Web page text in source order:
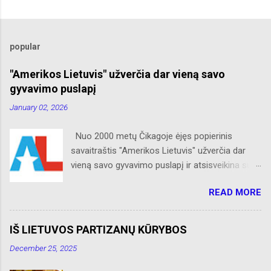
popular
"Amerikos Lietuvis" užverčia dar vieną savo
gyvavimo puslapį
January 02, 2026
Nuo 2000 metų Čikagoje ėjęs popierinis
savaitraštis "Amerikos Lietuvis" užverčia dar
vieną savo gyvavimo puslapį ir atsisveikina su
skelbtų AL naujienų apie Amerikos lietuvių
veiklą, Albino Hofmano apžvalgų, trumpų žinių
apie Čikagą bei jos priemiesčius. Dėkojame
savo seniems ir neseniai prie AL
prisijungusiems skaitytojams. Ačiū už palaikymą
READ MORE
IŠ LIETUVOS PARTIZANŲ KŪRYBOS
December 25, 2025